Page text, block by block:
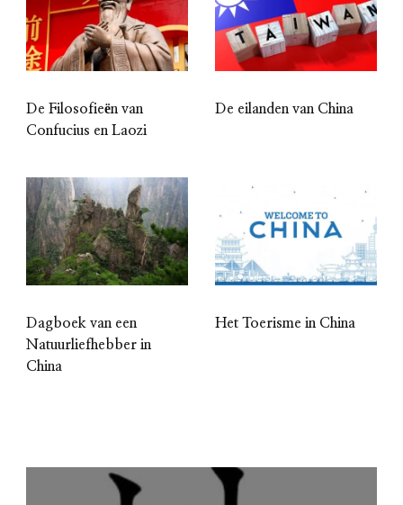
De Filosofieën van
Confucius en Laozi
De eilanden van China
Dagboek van een
Natuurliefhebber in
China
Het Toerisme in China